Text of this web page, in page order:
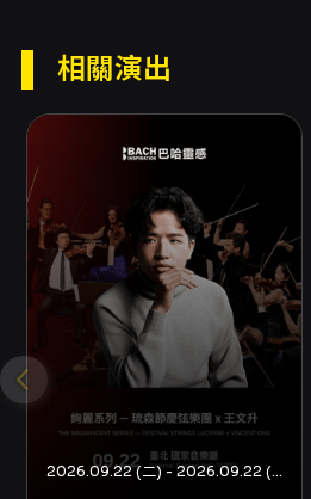
帶有碎片化的情感與浪漫主
唱般的 phrasing 與細緻的
的兩首作品則代表浪漫鋼
中神的祝福〉以其靈性與
而B小調第二號敘事曲則
間拉出宏大的敘事線，對
色彩變化提出高度要求。
鋼琴家藝術發展軌跡的觀
個觀察郭孟融在國際學院
何面對經典曲目的詮釋方
錄影的安排亦意味著此場
上的可能性，對於不能親臨
究、教育用途，都具有參考
奏廳作為演出場地，提供正
合呈現上述具有內在動力
品。 綜合來說，本場獨奏會
相關演出
2026.09.22 (二) - 2026.09.22 (二)